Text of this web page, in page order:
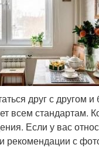
друг с другом
всем
Если у вас
с